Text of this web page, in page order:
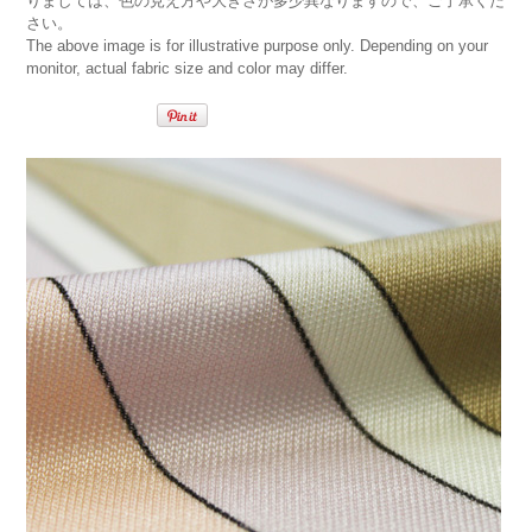
さい。
The above image is for illustrative purpose only. Depending on your
monitor, actual fabric size and color may differ.